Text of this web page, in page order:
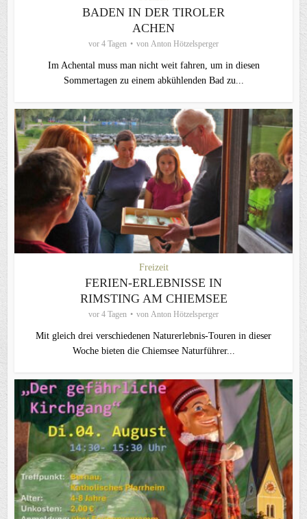
BADEN IN DER TIROLER
ACHEN
vor 4 Tagen von Anton Hötzelsperger
Im Achental muss man nicht weit fahren, um in diesen
Sommertagen zu einem abkühlenden Bad zu...
Freizeit
FERIEN-ERLEBNISSE IN
RIMSTING AM CHIEMSEE
vor 4 Tagen von Anton Hötzelsperger
Mit gleich drei verschiedenen Naturerlebnis-Touren in dieser
Woche bieten die Chiemsee Naturführer...